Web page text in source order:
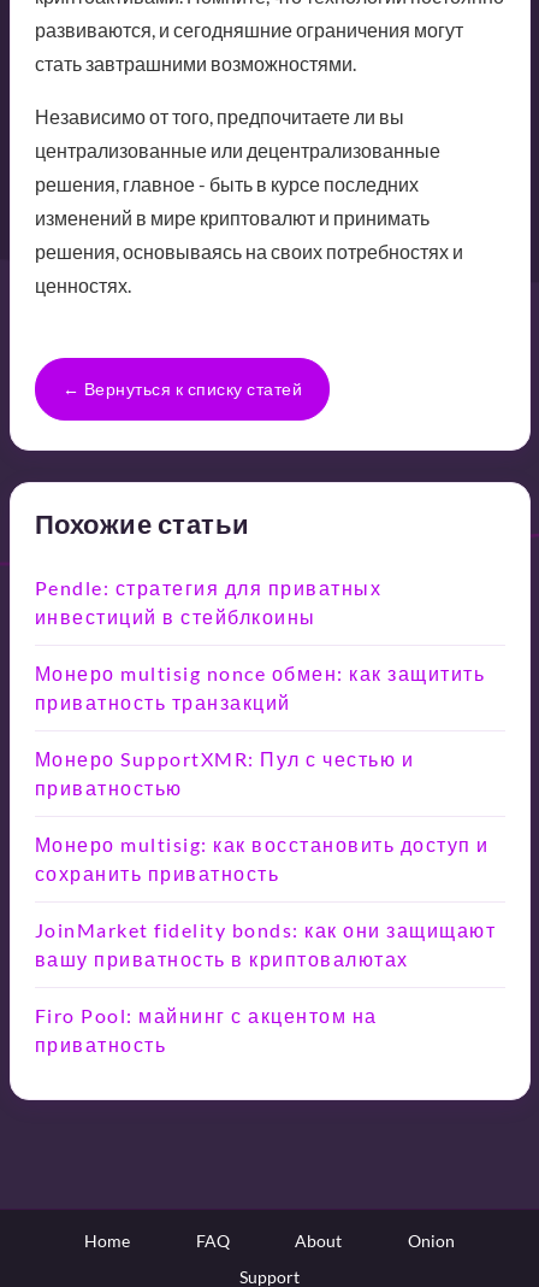
развиваются, и сегодняшние ограничения могут
стать завтрашними возможностями.
Независимо от того, предпочитаете ли вы
централизованные или децентрализованные
решения, главное - быть в курсе последних
изменений в мире криптовалют и принимать
решения, основываясь на своих потребностях и
ценностях.
← Вернуться к списку статей
Похожие статьи
Pendle: стратегия для приватных
инвестиций в стейблкоины
Монеро multisig nonce обмен: как защитить
приватность транзакций
Монеро SupportXMR: Пул с честью и
приватностью
Монеро multisig: как восстановить доступ и
сохранить приватность
JoinMarket fidelity bonds: как они защищают
вашу приватность в криптовалютах
Firo Pool: майнинг с акцентом на
приватность
Home FAQ About
Onion
Support